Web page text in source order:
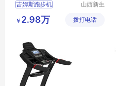
吉姆斯跑步机
山西新生
材有限公
￥ 2.98万 拨打电话